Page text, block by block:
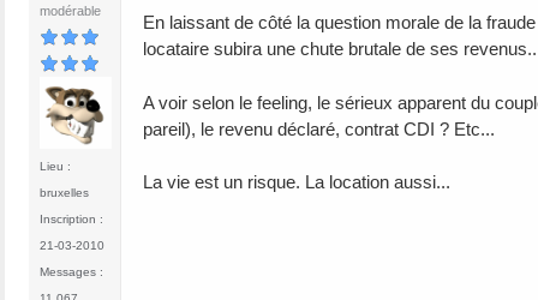
modérable
Lieu :
bruxelles
Inscription :
21-03-2010
Messages :
En laissant de côté la question morale de la
locataire subira une chute brutale de ses
A voir selon le feeling, le sérieux apparent du
pareil), le revenu déclaré, contrat CDI ? Etc...
La vie est un risque. La location aussi...